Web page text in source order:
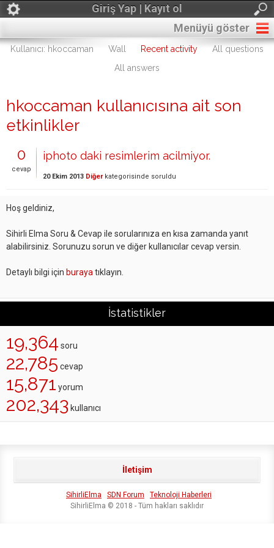
Giriş Yap | Kayıt ol
Menüyü göster
Kullanıcı: hkoccaman Wall Recent activity
All questions
All answers
hkoccaman kullanıcısına ait son
etkinlikler
0
cevap
iphoto daki resimlerim acilmiyor.
20 Ekim 2013 Diğerkategorisinde soruldu
Hoş geldiniz,
Sihirli Elma Soru & Cevap ile sorularınıza en kısa zamanda yanıt
alabilirsiniz. Sorunuzu sorun ve diğer kullanıcılar cevap versin.
Detaylı bilgi için buraya tıklayın.
İstatistikler
19,364 soru
22,785 cevap
15,871 yorum
202,343 kullanıcı
İletişim
SihirliElma SDN Forum
Teknoloji Haberleri
SihirliElma © 2018 - Tüm hakları saklıdır